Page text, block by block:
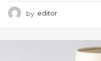
by editor